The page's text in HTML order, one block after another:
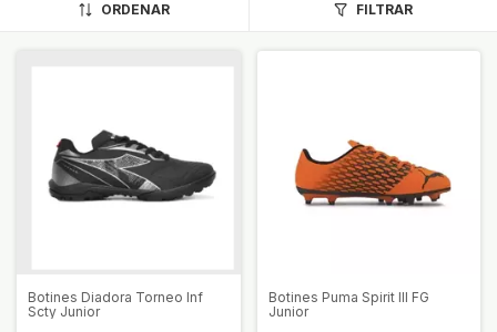
ORDENAR FILTRAR
Botines Diadora Torneo Inf
Scty Junior
Botines Puma Spirit III FG
Junior